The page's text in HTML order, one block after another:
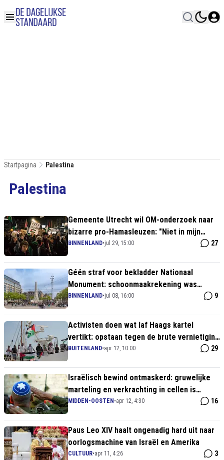
Startpagina Palestina
Palestina
Gemeente Utrecht wil OM-onderzoek naar
bizarre pro-Hamasleuzen: "Niet in mijn
stad!"
BINNENLAND•jul 29, 15:00 27
Géén straf voor bekladder Nationaal
Monument: schoonmaakrekening was
genoeg
BINNENLAND•jul 08, 16:00 9
Activisten doen wat laf Haags kartel
vertikt: opstaan tegen de brute vernietiging
van Gaza
BUITENLAND•apr 12, 10:00 29
Israëlisch bewind ontmaskerd: gruwelijke
marteling en verkrachting in cellen is
staatsbeleid
MIDDEN-OOSTEN •apr 12, 4:30 16
Paus Leo XIV haalt ongenadig hard uit naar
oorlogsmachine van Israël en Amerika
CULTUUR•apr 11, 4:26 3